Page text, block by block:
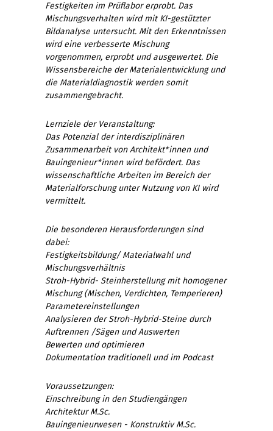
Festigkeiten im Prüflabor erprobt. Das
Mischungsverhalten wird mit KI-gestützter
Bildanalyse untersucht. Mit den Erkenntnissen
wird eine verbesserte Mischung
vorgenommen, erprobt und ausgewertet. Die
Wissensbereiche der Materialentwicklung und
die Materialdiagnostik werden somit
zusammengebracht.
Lernziele der Veranstaltung:
Das Potenzial der interdisziplinären
Zusammenarbeit von Architekt*innen und
Bauingenieur*innen wird befördert. Das
wissenschaftliche Arbeiten im Bereich der
Materialforschung unter Nutzung von KI wird
vermittelt.
Die besonderen Herausforderungen sind
dabei:
Festigkeitsbildung/ Materialwahl und
Mischungsverhältnis
Stroh-Hybrid- Steinherstellung mit homogener
Mischung (Mischen, Verdichten, Temperieren)
Parametereinstellungen
Analysieren der Stroh-Hybrid-Steine durch
Auftrennen /Sägen und Auswerten
Bewerten und optimieren
Dokumentation traditionell und im Podcast
Voraussetzungen:
Einschreibung in den Studiengängen
Architektur M.Sc.
Bauingenieurwesen - Konstruktiv M.Sc.